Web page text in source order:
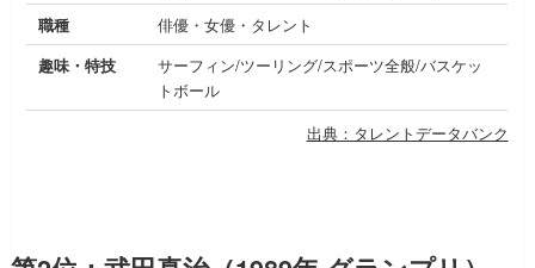
職種
俳優・女優・タレント
趣味・特技
サーフィン/ツーリング/スポーツ全般/バスケッ
トボール
出典：タレントデータバンク